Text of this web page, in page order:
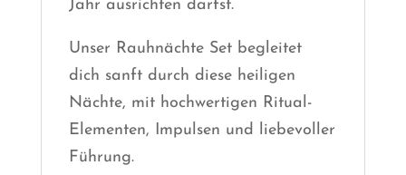
Jahr ausrichten darfst.
Unser Rauhnächte Set begleitet
dich sanft durch diese heiligen
Nächte, mit hochwertigen Ritual-
Elementen, Impulsen und liebevoller
Führung.